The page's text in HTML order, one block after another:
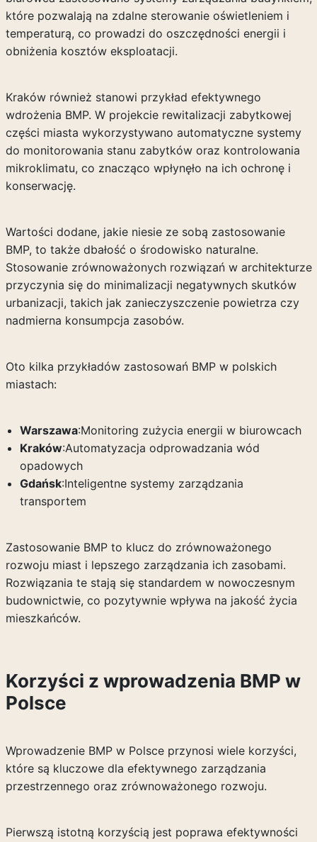
które pozwalają na zdalne sterowanie oświetleniem i
temperaturą, co prowadzi do oszczędności energii i
obniżenia kosztów eksploatacji.
Kraków również stanowi przykład efektywnego
wdrożenia BMP. W projekcie rewitalizacji zabytkowej
części miasta wykorzystywano automatyczne systemy
do monitorowania stanu zabytków oraz kontrolowania
mikroklimatu, co znacząco wpłynęło na ich ochronę i
konserwację.
Wartości dodane, jakie niesie ze sobą zastosowanie
BMP, to także dbałość o środowisko naturalne.
Stosowanie zrównoważonych rozwiązań w architekturze
przyczynia się do minimalizacji negatywnych skutków
urbanizacji, takich jak zanieczyszczenie powietrza czy
nadmierna konsumpcja zasobów.
Oto kilka przykładów zastosowań BMP w polskich
miastach:
Warszawa:Monitoring zużycia energii w biurowcach
Kraków:Automatyzacja odprowadzania wód
opadowych
Gdańsk:Inteligentne systemy zarządzania
transportem
Zastosowanie BMP to klucz do zrównoważonego
rozwoju miast i lepszego zarządzania ich zasobami.
Rozwiązania te stają się standardem w nowoczesnym
budownictwie, co pozytywnie wpływa na jakość życia
mieszkańców.
Korzyści z wprowadzenia BMP w
Polsce
Wprowadzenie BMP w Polsce przynosi wiele korzyści,
które są kluczowe dla efektywnego zarządzania
przestrzennego oraz zrównoważonego rozwoju.
Pierwszą istotną korzyścią jest poprawa efektywności